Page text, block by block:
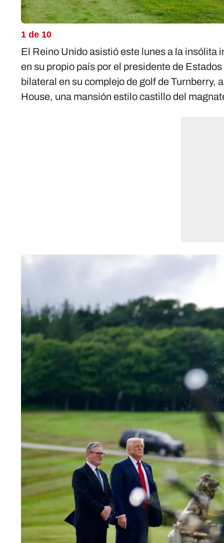
1 de 10
El Reino Unido asistió este lunes a la insólita
en su propio país por el presidente de
bilateral en su complejo de golf de Turnberry,
House, una mansión estilo castillo del